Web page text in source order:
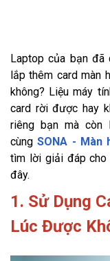
Laptop của bạn đã
lắp thêm card màn
không? Liệu máy
card rời được hay
riêng bạn mà còn
cùngSONA - Màn
tìm lời giải đáp cho
đây.
1. Sử Dụng
Lúc Được